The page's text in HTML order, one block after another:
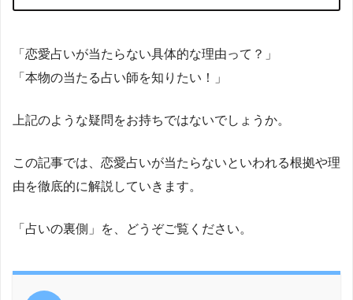
「恋愛占いが当たらない具体的な理由って？」
「本物の当たる占い師を知りたい！」
上記のような疑問をお持ちではないでしょうか。
この記事では、恋愛占いが当たらないといわれる根拠や理
由を徹底的に解説していきます。
「占いの裏側」を、どうぞご覧ください。